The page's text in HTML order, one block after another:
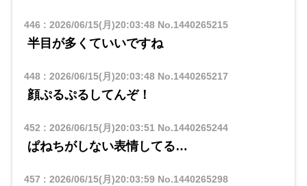
446 : 2026/06/15(月)20:03:48No.1440265215
半目が多くていいですね
448: 2026/06/15(月)20:03:48No.1440265217
顔ぷるぷるしてんぞ！
452 : 2026/06/15(月)20:03:51No.1440265244
ぱねちがしない表情してる…
457 : 2026/06/15(月)20:03:59No.1440265298